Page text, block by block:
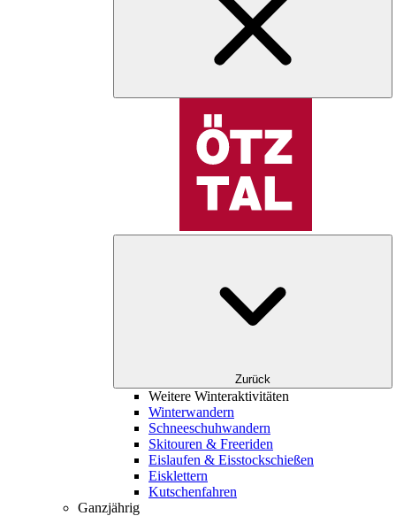
Zurück
Weitere Winteraktivitäten
Winterwandern
Schneeschuhwandern
Skitouren & Freeriden
Eislaufen & Eisstockschießen
Eisklettern
Kutschenfahren
Ganzjährig